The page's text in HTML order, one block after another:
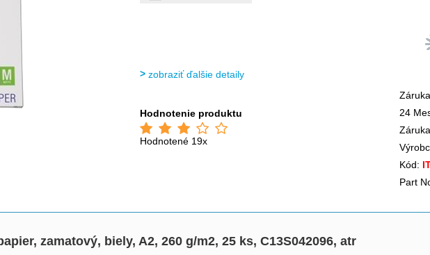
zobraziť ďalšie detaily
Hodnotenie produktu
Hodnotené 19x
24
Kód:
Part
zamatový, biely, A2, 260 g/m2, 25 ks, C13S042096, atr